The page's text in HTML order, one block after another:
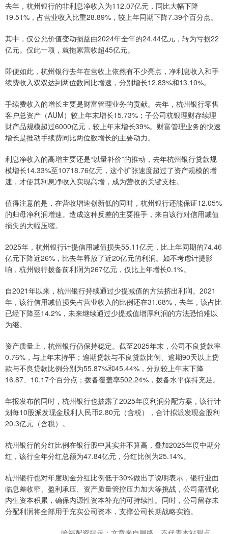
去年，杭州银行的非利息净收入为112.07亿元，同比大幅下降
19.51%，占营业收入比重28.89%，较上年同期下降7.39个百分点。
其中，仅公允价值变动损益由2024年全年的24.44亿元，转为亏损22
亿元。仅此一项，就拖累营收超45亿元。
即便如此，杭州银行去年在营收上依然有不少亮点，净利息收入和手
续费收入双双达到两位数同比增速，分别增长12.83%和13.10%。
手续费收入的增长主要是财富管理业务的贡献。去年，杭州银行零售
客户总资产（AUM）较上年末增长15.73%；子公司杭银理财存续理
财产品规模超过6000亿元，较上年末增长39%。财富管理业务的快速
增长是推动手续费同比两位数增长的主要动力。
利息净收入的高增主要还是“以量补价”的推动，去年杭州银行贷款规
模增长14.33%至10718.76亿元，这个扩张速度超过了资产规模的增
速，才使其利息净收入实现高增，成为营收的关键支柱。
值得注意的是，在营收增速创新低的同时，杭州银行还能保证12.05%
的归母净利润增速。造成这种反差的主要推手，来自该行对信用减值
损失的大幅压缩。
2025年，杭州银行计提信用减值损失55.11亿元，比上年同期的74.46
亿元下降近26%，比去年释放了近20亿元的利润。如不考虑计提影
响，杭州银行拨备前利润为267亿元，仅比上年增长0.1%。
自2021年以来，杭州银行持续通过少提减值的方法挤出利润。2021
年，该行信用减值损失占营业收入的比例还在31.68%，去年，该占比
已经下降至14.2%，未来继续通过少提减值增厚利润的方法恐怕难以
为继。
资产质量上，杭州银行仍保持稳定。截至2025年末，公司不良贷款率
0.76%，与上年末持平；逾期贷款与不良贷款比例、逾期90天以上贷
款与不良贷款比例分别为55.87%和45.44%，分别较上年末下降
16.87、10.17个百分点；拨备覆盖率502.24%，拨备水平保持充足。
年报发布的同时，杭州银行也披露了2025年度利润分配方案，该行计
划每10股派发现金股利人民币2.80元（含税），合计拟派发现金股利
20.3亿元（含税）。
杭州银行的分红比例在银行股中其实并不算高，叠加2025年度中期分
红，该行全年分红总额为47.84亿元，分红比例为25.14%。
杭州银行也对年度现金分红比例低于30%做出了说明表示，银行业面
临息差收窄、盈利承压、资产质量管控压力加大等挑战，公司需强化
内生资本积累，确保内源性资本补充的可持续性。同时，公司留存未
分配利润将全部用于充实公司资本，支撑公司长期战略实施。